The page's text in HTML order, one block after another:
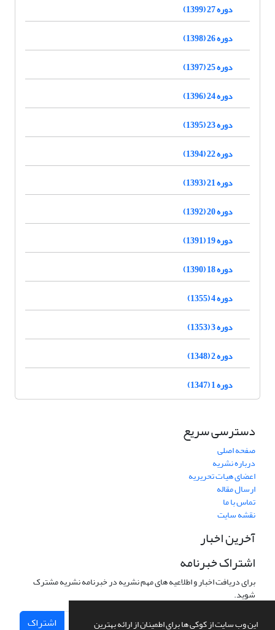
این وب سایت از کوکی ها برای اطمینان از ارائه بهترین
دوره 27 (1399)
دوره 26 (1398)
دوره 25 (1397)
دوره 24 (1396)
دوره 23 (1395)
دوره 22 (1394)
دوره 21 (1393)
دوره 20 (1392)
دوره 19 (1391)
دوره 18 (1390)
دوره 4 (1355)
دوره 3 (1353)
دوره 2 (1348)
دوره 1 (1347)
دسترسی سریع
صفحه اصلی
درباره نشریه
اعضای هیات تحریریه
ارسال مقاله
تماس با ما
نقشه سایت
آخرین اخبار
اشتراک خبرنامه
برای دریافت اخبار و اطلاعیه های مهم نشریه در خبرنامه نشریه مشترک
شوید.
اشتراک